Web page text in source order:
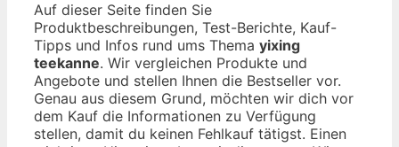
Auf dieser Seite finden Sie
Produktbeschreibungen, Test-Berichte, Kauf-
Tipps und Infos rund ums Thema yixing
teekanne. Wir vergleichen Produkte und
Angebote und stellen Ihnen die Bestseller vor.
Genau aus diesem Grund, möchten wir dich vor
dem Kauf die Informationen zu Verfügung
stellen, damit du keinen Fehlkauf tätigst. Einen